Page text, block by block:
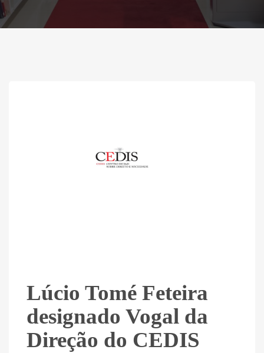
Lúcio Tomé Feteira
designado Vogal da
Direção do CEDIS